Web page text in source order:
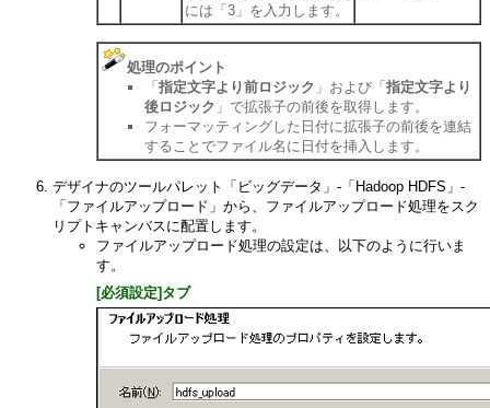
には「3」を入力します。
処理のポイント
「 指定文字より前ロジック 」および「 指定文字より
後ロジック 」で拡張子の前後を取得します。
フォーマッティングした日付に拡張子の前後を連結
することでファイル名に日付を挿入します。
デザイナのツールパレット「ビッグデータ」-「Hadoop HDFS」-
「ファイルアップロード」から、ファイルアップロード処理をスク
リプトキャンバスに配置します。
ファイルアップロード処理の設定は、以下のように行いま
す。
[必須設定]タブ